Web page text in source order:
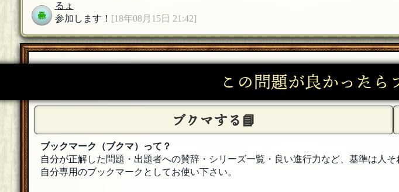
るょ
参加します！ [18年08月15日 21:42]
この問題が良かったら
ブクマする📘
ブックマーク（ブクマ）って？
自分が正解した問題・出題者への賛辞・シリーズ一覧・良い進行力など、基準は人そ
自分専用のブックマークとしてお使い下さい。